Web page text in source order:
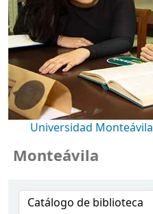
Universidad Monteávila